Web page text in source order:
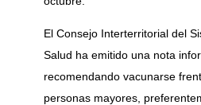
El Consejo Interterritorial del
Salud ha emitido una nota
recomendando vacunarse
personas mayores,